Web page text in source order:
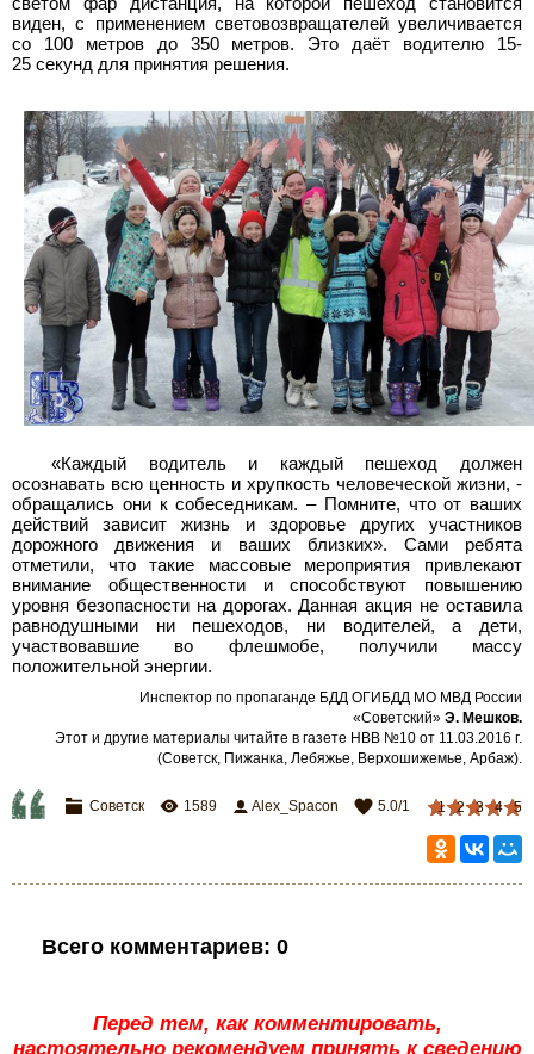
виден, с применением световозвращателей увеличивается
со 100 метров до 350 метров. Это даёт водителю 15-
25 секунд для принятия решения.
«Каждый водитель и каждый пешеход должен
осознавать всю ценность и хрупкость человеческой жизни, -
обращались они к собеседникам. – Помните, что от ваших
действий зависит жизнь и здоровье других участников
дорожного движения и ваших близких». Сами ребята
отметили, что такие массовые мероприятия привлекают
внимание общественности и способствуют повышению
уровня безопасности на дорогах. Данная акция не оставила
равнодушными ни пешеходов, ни водителей, а дети,
участвовавшие во флешмобе, получили массу
положительной энергии.
Инспектор по пропаганде БДД ОГИБДД МО МВД России
«Советский» Э. Мешков.
Этот и другие материалы читайте в газете НВВ №10 от 11.03.2016 г.
(Советск, Пижанка, Лебяжье, Верхошижемье, Арбаж).
1 2 3 4 5
Советск 1589 Alex_Spacon 5.0/1
Всего комментариев: 0
Перед тем, как комментировать,
настоятельно рекомендуем принять к сведению